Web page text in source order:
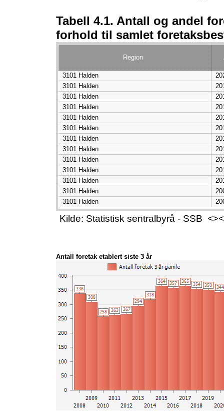
Tabell 4.1. Antall og andel
forhold til samlet
Region
3101 Halden
3101 Halden
3101 Halden
3101 Halden
3101 Halden
3101 Halden
3101 Halden
3101 Halden
3101 Halden
3101 Halden
3101 Halden
3101 Halden
3101 Halden
Kilde: Statistisk sentralbyrå - SSB
Antall foretak etablert siste 3 år